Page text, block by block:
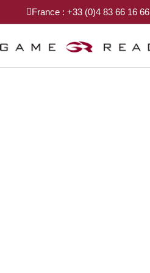
France : +33 (0)4 83 66 16 66